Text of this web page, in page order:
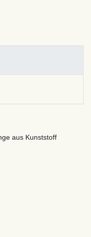
aus Kunststoff